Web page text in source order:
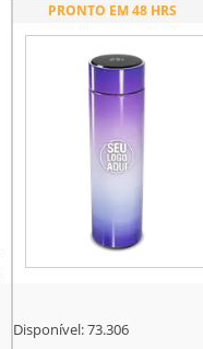
PRONTO EM 48 HRS
Disponível:73.306